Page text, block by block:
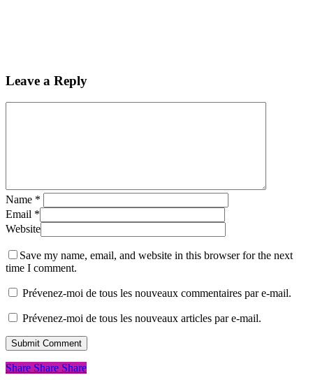
Leave a Reply
Name *
Email *
Website
Save my name, email, and website in this browser for the next
time I comment.
Prévenez-moi de tous les nouveaux commentaires par e-mail.
Prévenez-moi de tous les nouveaux articles par e-mail.
Share
Share Share Share